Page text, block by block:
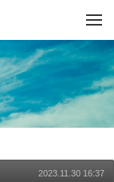
2023.11.30 16:37